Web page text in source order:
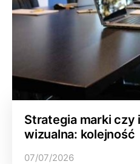
Strategia marki
wizualna: kolejność
07/07/2026